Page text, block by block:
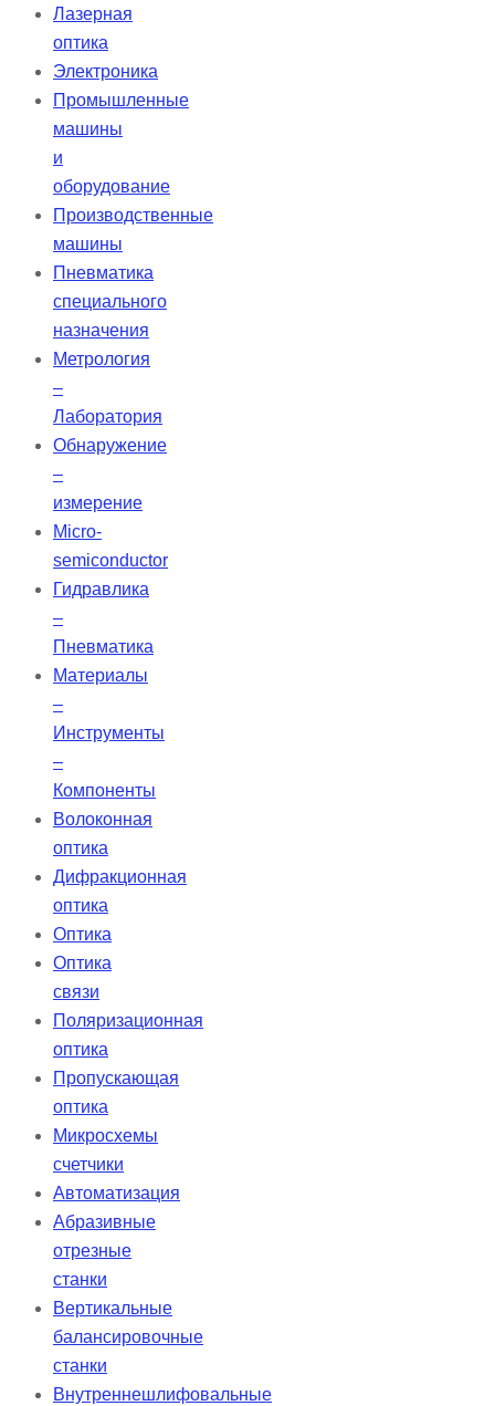
Лазерная
оптика
Электроника
Промышленные
машины
и
оборудование
Производственные
машины
Пневматика
специального
назначения
Метрология
–
Лаборатория
Обнаружение
–
измерение
Micro-
semiconductor
Гидравлика
–
Пневматика
Материалы
–
Инструменты
–
Компоненты
Волоконная
оптика
Дифракционная
оптика
Оптика
Оптика
связи
Поляризационная
оптика
Пропускающая
оптика
Микросхемы
счетчики
Автоматизация
Абразивные
отрезные
станки
Вертикальные
балансировочные
станки
Внутреннешлифовальные